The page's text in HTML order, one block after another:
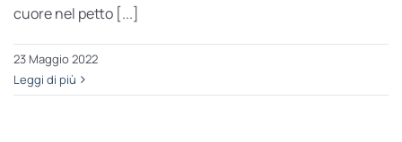
cuore nel petto [...]
23 Maggio 2022
Leggi di più